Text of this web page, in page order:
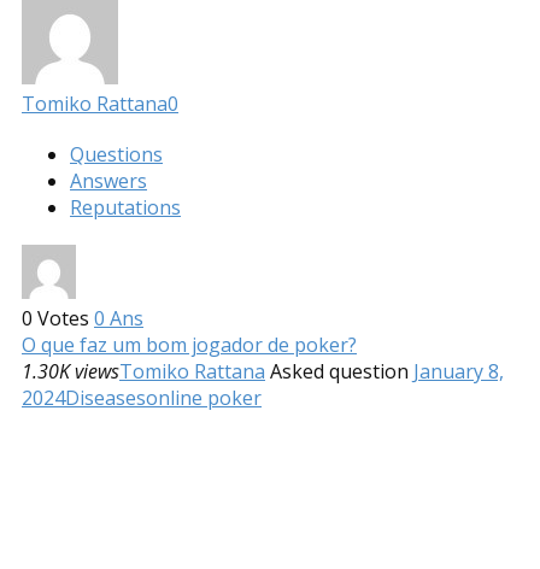
Tomiko Rattana0
Questions
Answers
Reputations
0 Votes 0 Ans
O que faz um bom jogador de poker?
1.30K viewsTomiko Rattana Asked question January 8,
2024Diseasesonline poker